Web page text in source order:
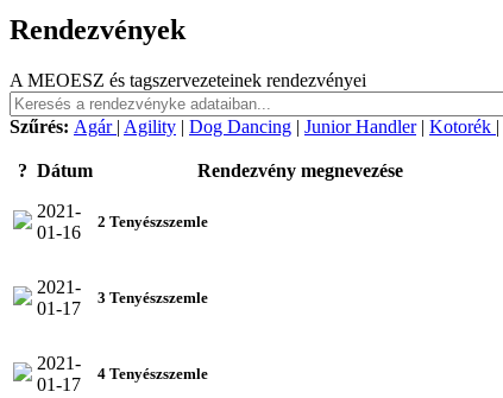
Rendezvények
A MEOESZ és tagszervezeteinek rendezvényei
Szűrés: Agár | Agility | Dog Dancing | Junior Handler| Kotorék |
? Dátum Rendezvény megnevezése
2021-
01-16
2 Tenyészszemle
2021-
01-17
3 Tenyészszemle
2021-
01-17
4 Tenyészszemle